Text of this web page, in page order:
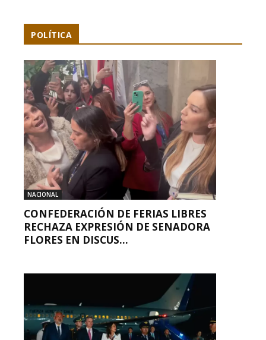
POLÍTICA
NACIONAL
CONFEDERACIÓN DE FERIAS LIBRES
RECHAZA EXPRESIÓN DE SENADORA
FLORES EN DISCUS...